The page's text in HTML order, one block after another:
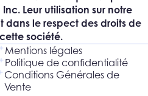
Leur utilisation sur notre
dans le respect des droits de
société.
Mentions légales
Politique de confidentialité
Conditions Générales de
Vente